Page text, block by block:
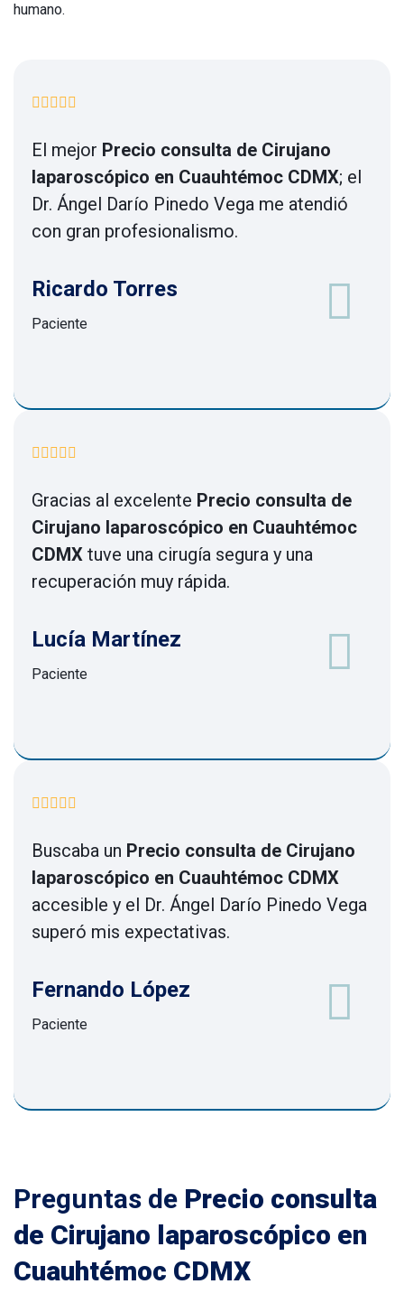
humano.
El mejor Precio consulta de Cirujano
laparoscópico en Cuauhtémoc CDMX; el
Dr. Ángel Darío Pinedo Vega me atendió
con gran profesionalismo.
Ricardo Torres
Paciente
Gracias al excelente Precio consulta de
Cirujano laparoscópico en Cuauhtémoc
CDMX tuve una cirugía segura y una
recuperación muy rápida.
Lucía Martínez
Paciente
Buscaba un Precio consulta de Cirujano
laparoscópico en Cuauhtémoc CDMX
accesible y el Dr. Ángel Darío Pinedo Vega
superó mis expectativas.
Fernando López
Paciente
Preguntas de Precio consulta
de Cirujano laparoscópico en
Cuauhtémoc CDMX